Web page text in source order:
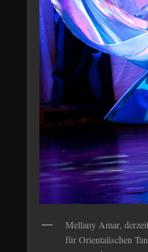
Mellany Amar,
für Orientalischen